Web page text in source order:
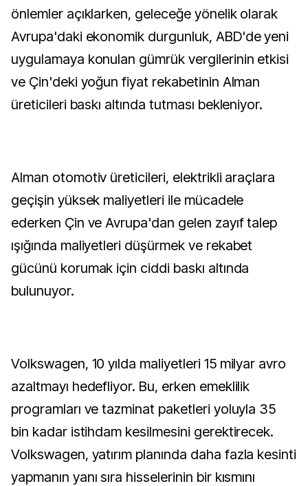
önlemler açıklarken, geleceğe yönelik olarak
Avrupa'daki ekonomik durgunluk, ABD'de yeni
uygulamaya konulan gümrük vergilerinin etkisi
ve Çin'deki yoğun fiyat rekabetinin Alman
üreticileri baskı altında tutması bekleniyor.
Alman otomotiv üreticileri, elektrikli araçlara
geçişin yüksek maliyetleri ile mücadele
ederken Çin ve Avrupa'dan gelen zayıf talep
ışığında maliyetleri düşürmek ve rekabet
gücünü korumak için ciddi baskı altında
bulunuyor.
Volkswagen, 10 yılda maliyetleri 15 milyar avro
azaltmayı hedefliyor. Bu, erken emeklilik
programları ve tazminat paketleri yoluyla 35
bin kadar istihdam kesilmesini gerektirecek.
Volkswagen, yatırım planında daha fazla kesinti
yapmanın yanı sıra hisselerinin bir kısmını